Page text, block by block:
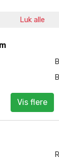
Luk alle
Vis flere